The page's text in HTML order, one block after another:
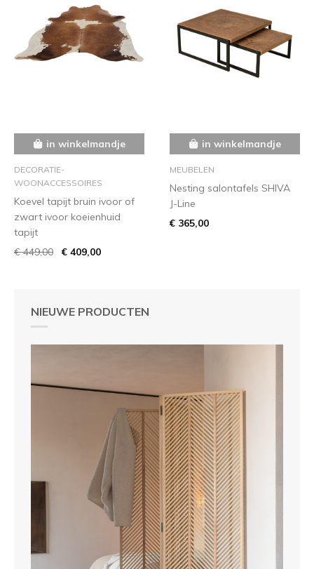
NIEUWE PRODUCTEN
in winkelmandje
DECORATIE-
WOONACCESSOIRES
Koevel tapijt bruin ivoor of
zwart ivoor koeienhuid
tapijt
€ 449,00
€ 409,00
in winkelmandje
MEUBELEN
Nesting salontafels SHIVA
J-Line
€ 365,00